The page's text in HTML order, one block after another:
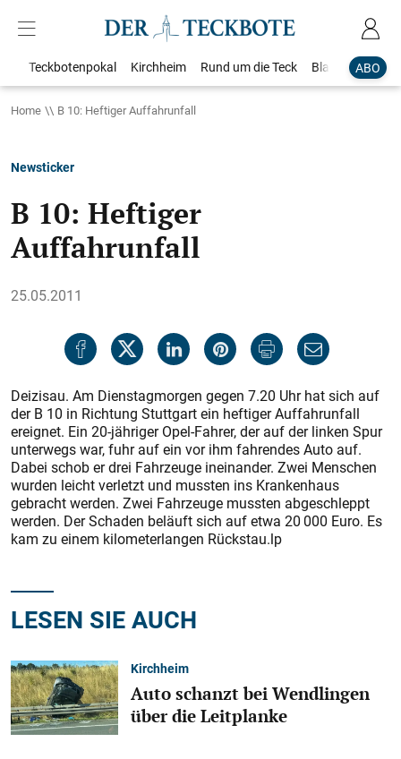
ABO
Teckbotenpokal Kirchheim Rund um die Teck Blaulicht
Home B 10: Heftiger Auffahrunfall
Newsticker
B 10: Heftiger
Auffahrunfall
25.05.2011
Deizisau. Am Dienstagmorgen gegen 7.20 Uhr hat sich auf
der B 10 in Richtung Stuttgart ein heftiger Auffahrunfall
ereignet. Ein 20-jähriger Opel-Fahrer, der auf der linken Spur
unterwegs war, fuhr auf ein vor ihm fahrendes Auto auf.
Dabei schob er drei Fahrzeuge ineinander. Zwei Menschen
wurden leicht verletzt und mussten ins Krankenhaus
gebracht werden. Zwei Fahrzeuge mussten abgeschleppt
werden. Der Schaden beläuft sich auf etwa 20 000 Euro. Es
kam zu einem kilometerlangen Rückstau.lp
LESEN SIE AUCH
Kirchheim
Auto schanzt bei Wendlingen
über die Leitplanke